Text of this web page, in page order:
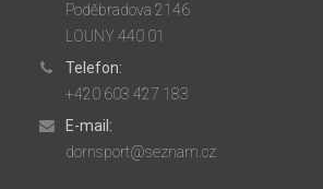
Poděbradova 2146
LOUNY 440 01
Telefon:
+420 603 427 183
E-mail:
dornsport@seznam.cz